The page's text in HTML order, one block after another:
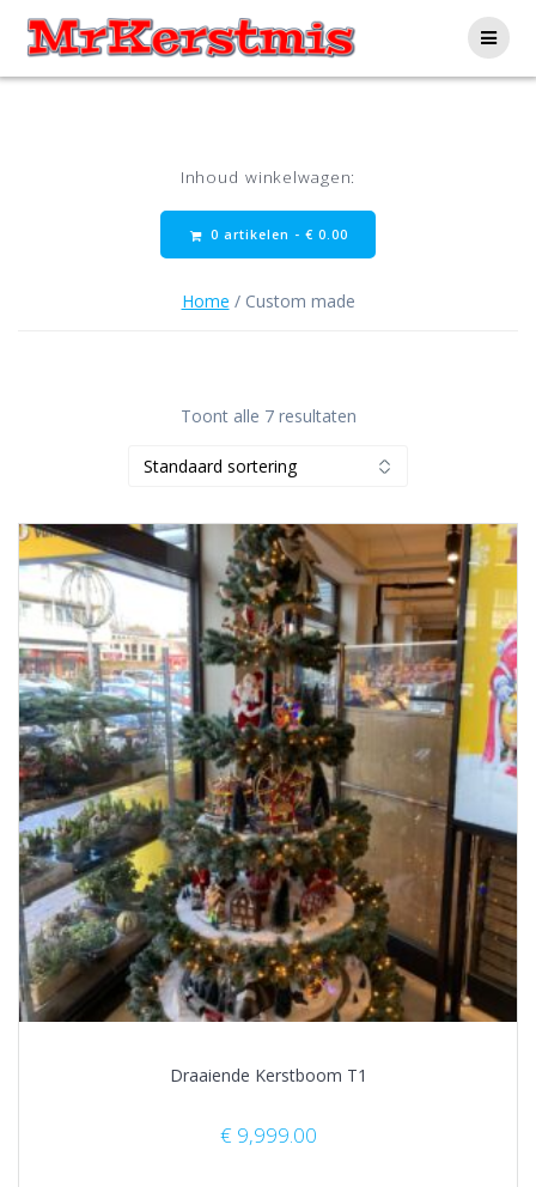
naar
de
inhoud
Inhoud winkelwagen:
0 artikelen - € 0.00
Home / Custom made
Toont alle 7 resultaten
Draaiende Kerstboom T1
€ 9,999.00